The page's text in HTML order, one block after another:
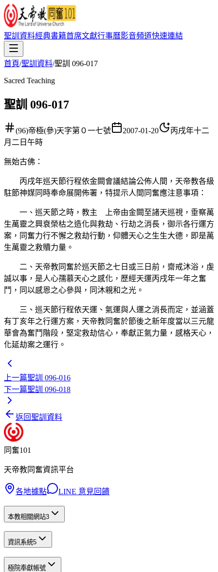
聖訓資料經典書籍首席文獻行事曆影音頻道快速連結
首頁/聖訓資料/聖訓 096-017
Sacred Teaching
聖訓 096-017
(96)帝極(參)天字第０一七號 2007-01-20
丙戌年十二
月二日午時
無始古佛 ：
丙戌年巡天節行程依金闕會議結論公佈人間，天帝教各級
駐節神媒同時奉命展開佈署，特提示人間同奮應注意事項：
一、巡天節之時，教主 上帝由金闕至諸天巡視，垂察萬
生萬靈之興衰榮枯之造化與救劫、行劫之消長，御示各行運方
案，同奮力行不懈之救劫行動，仰體天心之生生大德，即是萬
生萬靈之救贖力量。
二、天帝教同奮於巡天節之七日或三日前，齋戒沐浴，虔
誠以事，是人心孺慕天心之感化，歷經天運丙戌年一年之奮
鬥，同以感恩之心參與，同沐親和之光。
三、巡天節行程依天運、氣運與人運之消長而定，並涵蓋
有丁亥年之行運方案，天帝教同奮於節後之新年度當以三元龍
華會為奮鬥階段，堅定救劫信心，奉獻正氣力量，感格天心，
化延劫案之運行。
上一篇聖訓 096-016
下一篇聖訓 096-018
返回聖訓資料
同奮101
天帝教同奮資訊平台
各地據點 LINE 意見回饋
本教相關網站3
資訊系統5
極院奉獻帳號